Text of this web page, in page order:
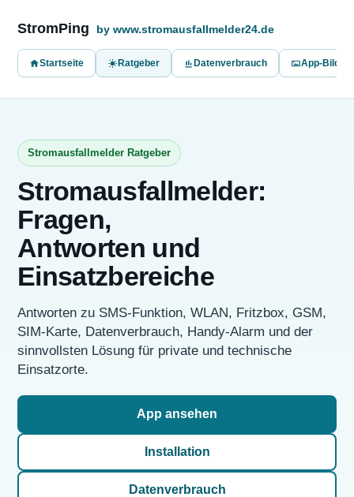
StromPing by www.stromausfallmelder24.de
Startseite Ratgeber Datenverbrauch App-Bilder
Stromausfallmelder Ratgeber
Stromausfallmelder:
Fragen,
Antworten und
Einsatzbereiche
Antworten zu SMS-Funktion, WLAN, Fritzbox, GSM,
SIM-Karte, Datenverbrauch, Handy-Alarm und der
sinnvollsten Lösung für private und technische
Einsatzorte.
App ansehen
Installation
Datenverbrauch